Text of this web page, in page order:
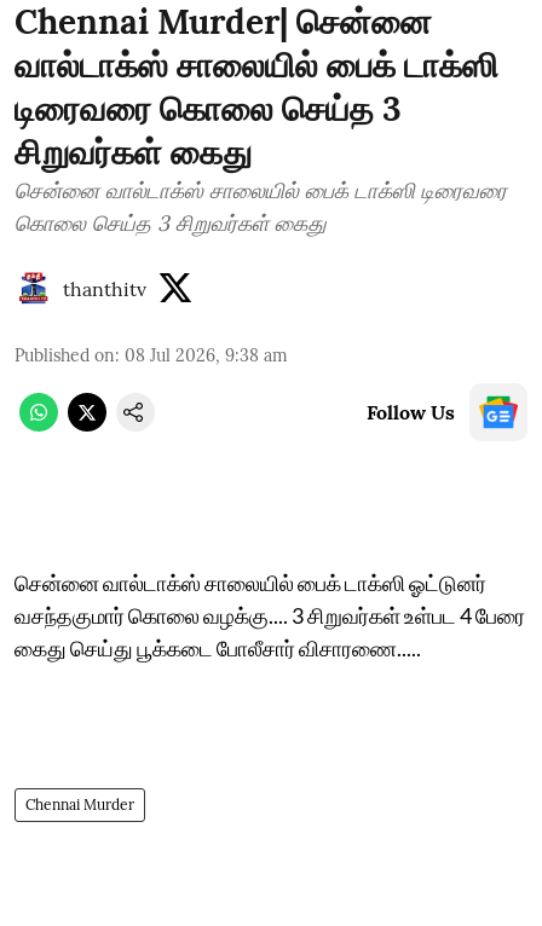
Chennai Murder| சென்னை
வால்டாக்ஸ் சாலையில் பைக் டாக்ஸி
டிரைவரை கொலை செய்த 3
சிறுவர்கள் கைது
சென்னை வால்டாக்ஸ் சாலையில் பைக் டாக்ஸி டிரைவரை
கொலை செய்த 3 சிறுவர்கள் கைது
thanthitv
Published on: 08 Jul 2026, 9:38 am
Follow Us
சென்னை வால்டாக்ஸ் சாலையில் பைக் டாக்ஸி ஓட்டுனர்
வசந்தகுமார் கொலை வழக்கு.... 3 சிறுவர்கள் உள்பட 4 பேரை
கைது செய்து பூக்கடை போலீசார் விசாரணை.....
Chennai Murder